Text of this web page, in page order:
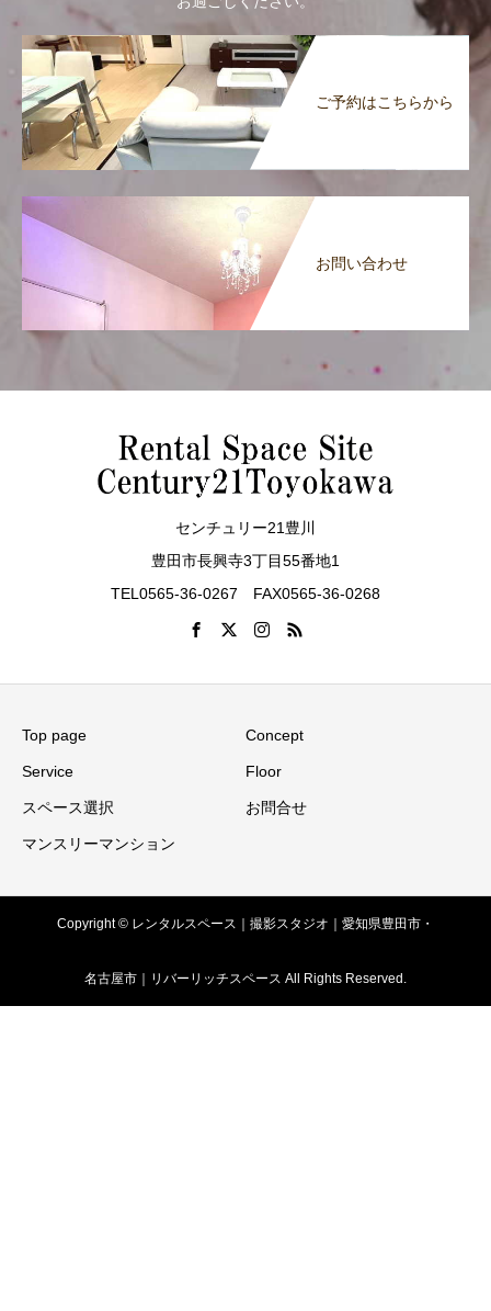
ご予約はこちらから
お問い合わせ
センチュリー21豊川
豊田市長興寺3丁目55番地1
TEL0565-36-0267 FAX0565-36-0268
Top page Concept
Service Floor
スペース選択 お問合せ
マンスリーマンション
Copyright © レンタルスペース｜撮影スタジオ｜愛知県豊田市・
名古屋市｜リバーリッチスペース All Rights Reserved.